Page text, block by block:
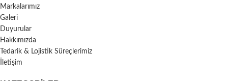
Markalarımız
Galeri
Duyurular
Hakkımızda
Tedarik & Lojistik Süreçlerimiz
İletişim